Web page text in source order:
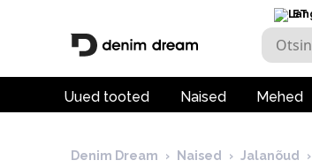
ET
Uued tooted Naised Mehed
Denim Dream › Naised › Jalanõud ›